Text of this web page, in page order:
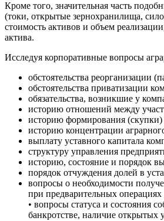
Кроме того, значительная часть
(токи, открытые зернохранилища,
стоимость активов и объем
актива.
Исследуя корпоративные вопросы
обстоятельства реорганизации
обстоятельства приватизации
обязательства, возникшие у
историю отношений между
историю формирования (скупки)
историю концентрации
выплату уставного капитала
структуру управления
историю, состояние и порядок
порядок отчуждения долей в
вопросы о необходимости
при предварительных
• вопросы статуса и состояния
банкротстве, наличие открытых